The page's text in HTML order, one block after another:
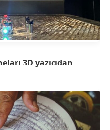
3D yazıcıdan